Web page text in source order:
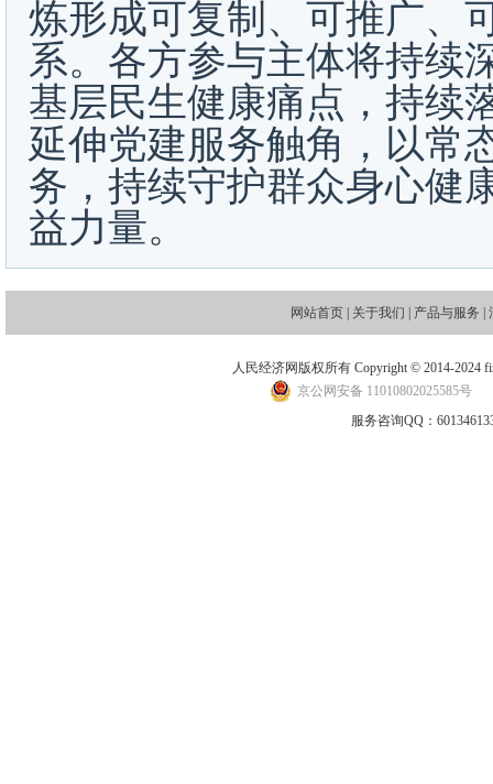
炼形成可复制、可推广、
系。各方参与主体将持续
基层民生健康痛点，持续
延伸党建服务触角，以常
务，持续守护群众身心健
益力量。
网站首页 | 关于我们 | 产品与服务 |
人民经济网版权所有 Copyright © 2014-2024
京公网安备 11010802025585号
服务咨询QQ：